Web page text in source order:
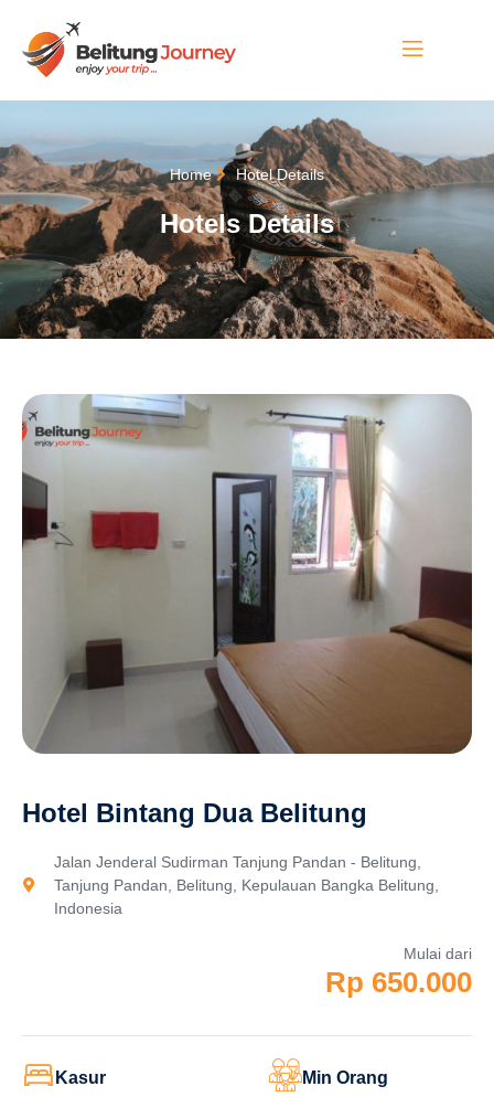
Home Hotel Details
Hotels Details
Hotel Bintang Dua Belitung
Jalan Jenderal Sudirman Tanjung Pandan - Belitung,
Tanjung Pandan, Belitung, Kepulauan Bangka Belitung,
Indonesia
Mulai dari
Rp 650.000
Kasur Min Orang